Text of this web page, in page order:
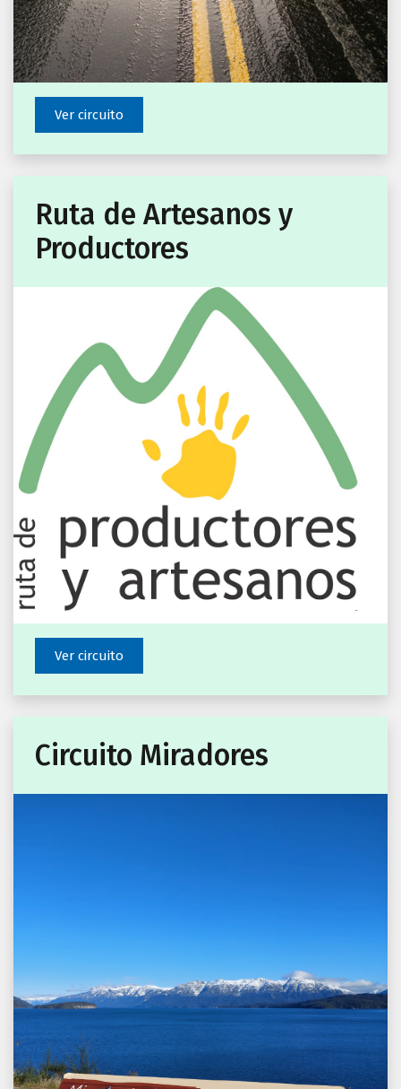
Ver circuito
Ruta de Artesanos y
Productores
Ver circuito
Circuito Miradores